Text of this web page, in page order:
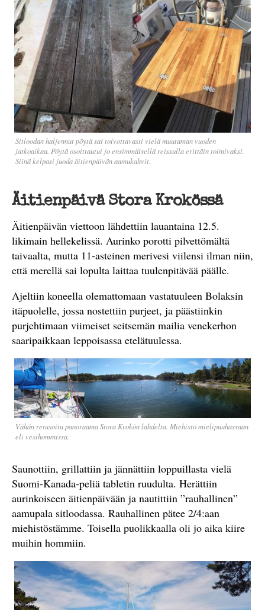
Sitloodan haljennut pöytä sai toivottavasti vielä muutaman vuoden
jatkoaikaa. Pöytä osoittautui jo ensimmäisellä reissulla erittäin toimivaksi.
Siinä kelpasi juoda äitienpäivän aamukahvit.
Äitienpäivä Stora Krokössä
Äitienpäivän viettoon lähdettiin lauantaina 12.5.
likimain hellekelissä. Aurinko porotti pilvettömältä
taivaalta, mutta 11-asteinen merivesi viilensi ilman niin,
että merellä sai lopulta laittaa tuulenpitävää päälle.
Ajeltiin koneella olemattomaan vastatuuleen Bolaksin
itäpuolelle, jossa nostettiin purjeet, ja päästiinkin
purjehtimaan viimeiset seitsemän mailia venekerhon
saaripaikkaan leppoisassa etelätuulessa.
Vähän retusoitu panoraama Stora Krokön lahdelta. Miehistö mielipuuhassaan
eli vesihommissa.
Saunottiin, grillattiin ja jännättiin loppuillasta vielä
Suomi-Kanada-peliä tabletin ruudulta. Herättiin
aurinkoiseen äitienpäivään ja nautittiin ”rauhallinen”
aamupala sitloodassa. Rauhallinen pätee 2/4:aan
miehistöstämme. Toisella puolikkaalla oli jo aika kiire
muihin hommiin.